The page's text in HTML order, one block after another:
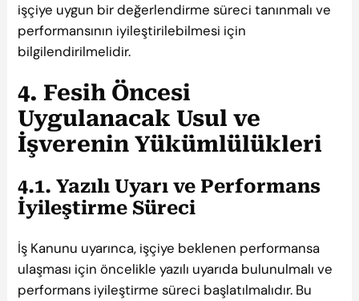
işçiye uygun bir değerlendirme süreci tanınmalı ve
performansının iyileştirilebilmesi için
bilgilendirilmelidir.
4. Fesih Öncesi
Uygulanacak Usul ve
İşverenin Yükümlülükleri
4.1. Yazılı Uyarı ve Performans
İyileştirme Süreci
İş Kanunu uyarınca, işçiye beklenen performansa
ulaşması için öncelikle yazılı uyarıda bulunulmalı ve
performans iyileştirme süreci başlatılmalıdır. Bu